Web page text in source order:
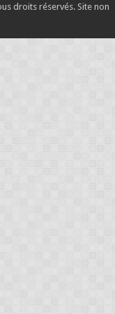
droits réservés. Site non